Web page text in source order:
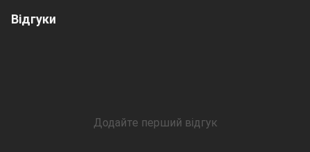
Відгуки
Додайте перший відгук